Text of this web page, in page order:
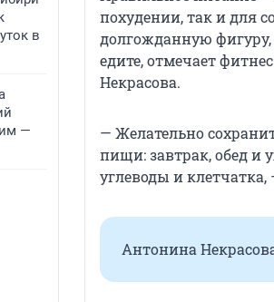
в
—
похудении, так и для
долгожданную фигуру,
едите, отмечает
Некрасова.
— Желательно
пищи: завтрак, обед
углеводы и
Антонина